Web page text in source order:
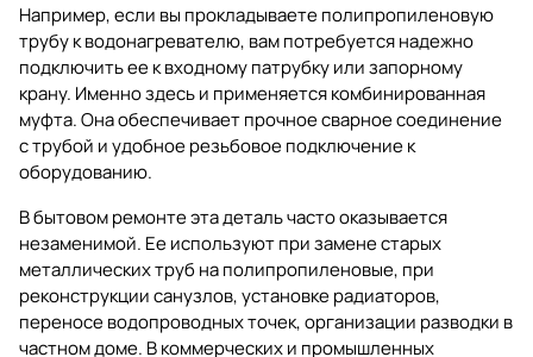
Например, если вы прокладываете полипропиленовую
трубу к водонагревателю, вам потребуется надежно
подключить ее к входному патрубку или запорному
крану. Именно здесь и применяется комбинированная
муфта. Она обеспечивает прочное сварное соединение
с трубой и удобное резьбовое подключение к
оборудованию.
В бытовом ремонте эта деталь часто оказывается
незаменимой. Ее используют при замене старых
металлических труб на полипропиленовые, при
реконструкции санузлов, установке радиаторов,
переносе водопроводных точек, организации разводки в
частном доме. В коммерческих и промышленных